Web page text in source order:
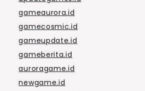
gameaurora.id
gamecosmic.id
gameupdate.id
gameberita.id
auroragame.id
newgame.id